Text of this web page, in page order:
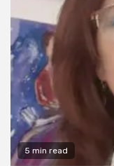
5 min read